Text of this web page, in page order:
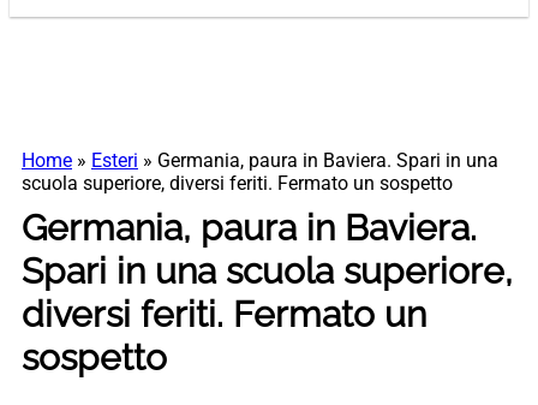
Home » Esteri » Germania, paura in Baviera. Spari in una
scuola superiore, diversi feriti. Fermato un sospetto
Germania, paura in Baviera.
Spari in una scuola superiore,
diversi feriti. Fermato un
sospetto